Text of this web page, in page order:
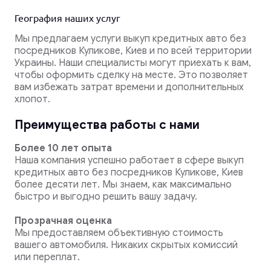
География наших услуг
Мы предлагаем услуги выкуп кредитных авто без
посредников Куликове, Киев и по всей территории
Украины. Наши специалисты могут приехать к вам,
чтобы оформить сделку на месте. Это позволяет
вам избежать затрат времени и дополнительных
хлопот.
Преимущества работы с нами
Более 10 лет опыта
Наша компания успешно работает в сфере выкуп
кредитных авто без посредников Куликове, Киев
более десяти лет. Мы знаем, как максимально
быстро и выгодно решить вашу задачу.
Прозрачная оценка
Мы предоставляем объективную стоимость
вашего автомобиля. Никаких скрытых комиссий
или переплат.